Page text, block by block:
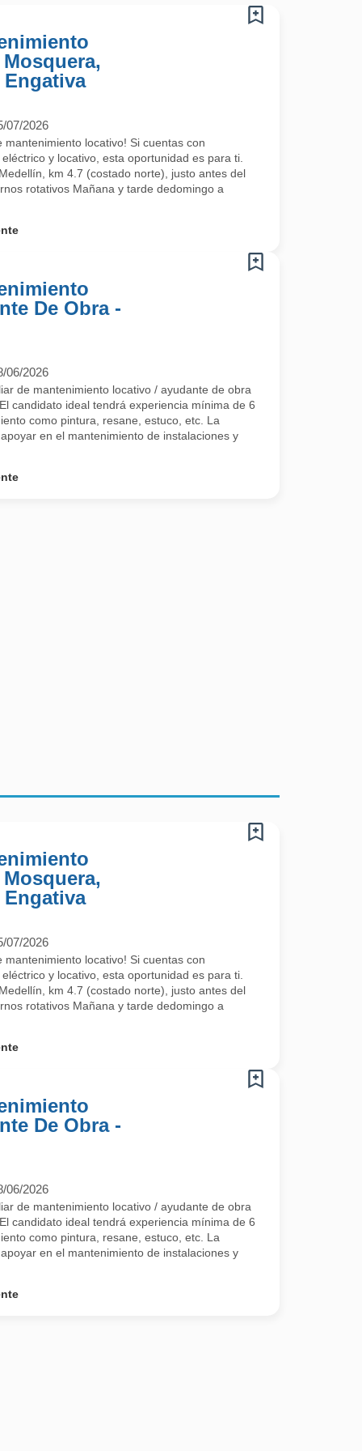
Instalación de puntos eléctricos y puntos de voz, etc).
Engativa
07/2026
mantenimiento locativo! Si cuentas con
y locativo, esta oportunidad es para ti.
km 4.7 (costado norte), justo antes del
rotativos Mañana y tarde dedomingo a
De Obra -
06/2026
de mantenimiento locativo / ayudante de obra
candidato ideal tendrá experiencia mínima de 6
como pintura, resane, estuco, etc. La
en el mantenimiento de instalaciones y
Instalación de puntos eléctricos y puntos de voz, etc).
Instalación de puntos eléctricos y puntos de voz, etc).
Engativa
07/2026
mantenimiento locativo! Si cuentas con
y locativo, esta oportunidad es para ti.
km 4.7 (costado norte), justo antes del
rotativos Mañana y tarde dedomingo a
De Obra -
06/2026
de mantenimiento locativo / ayudante de obra
candidato ideal tendrá experiencia mínima de 6
como pintura, resane, estuco, etc. La
en el mantenimiento de instalaciones y